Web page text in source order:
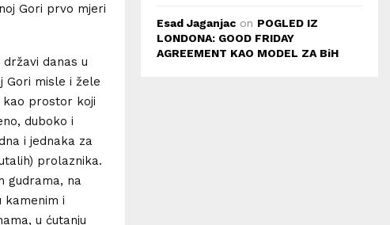
Gori prvo mjeri
danas u
Gori misle i žele
kao prostor koji
duboko i
i jednaka za
prolaznika.
gudrama, na
kamenim i
u ćutanju
Esad Jaganjac on POGLED IZ
LONDONA: GOOD FRIDAY
AGREEMENT KAO MODEL ZA BiH